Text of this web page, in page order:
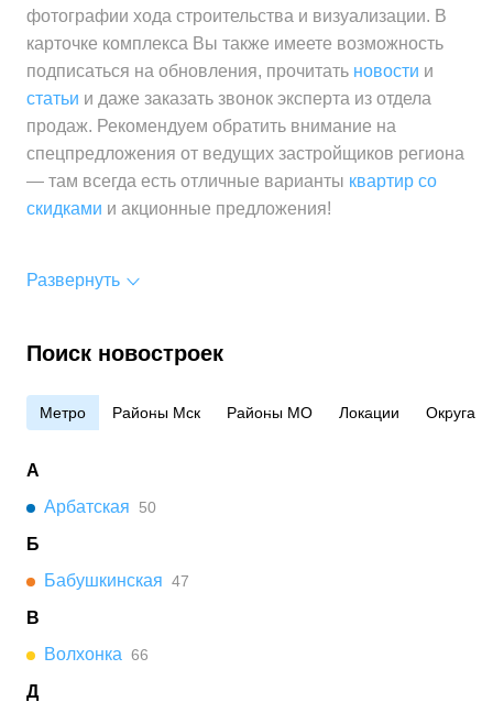
Средняя цена
за 1 м²
от 373 700 ₽
фотографии хода строительства и визуализации. В
карточке комплекса Вы также имеете возможность
подписаться на обновления, прочитать новости и
статьи и даже заказать звонок эксперта из отдела
продаж. Рекомендуем обратить внимание на
спецпредложения от ведущих застройщиков региона
— там всегда есть отличные варианты квартир со
скидками и акционные предложения!
Развернуть
Поиск новостроек
Метро Районы Мск Районы МО Локации Округа
А
Арбатская
50
Б
Бабушкинская 47
В
Волхонка 66
Д